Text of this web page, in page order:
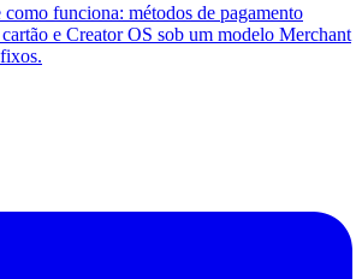
funciona: métodos de pagamento
e Creator OS sob um modelo Merchant